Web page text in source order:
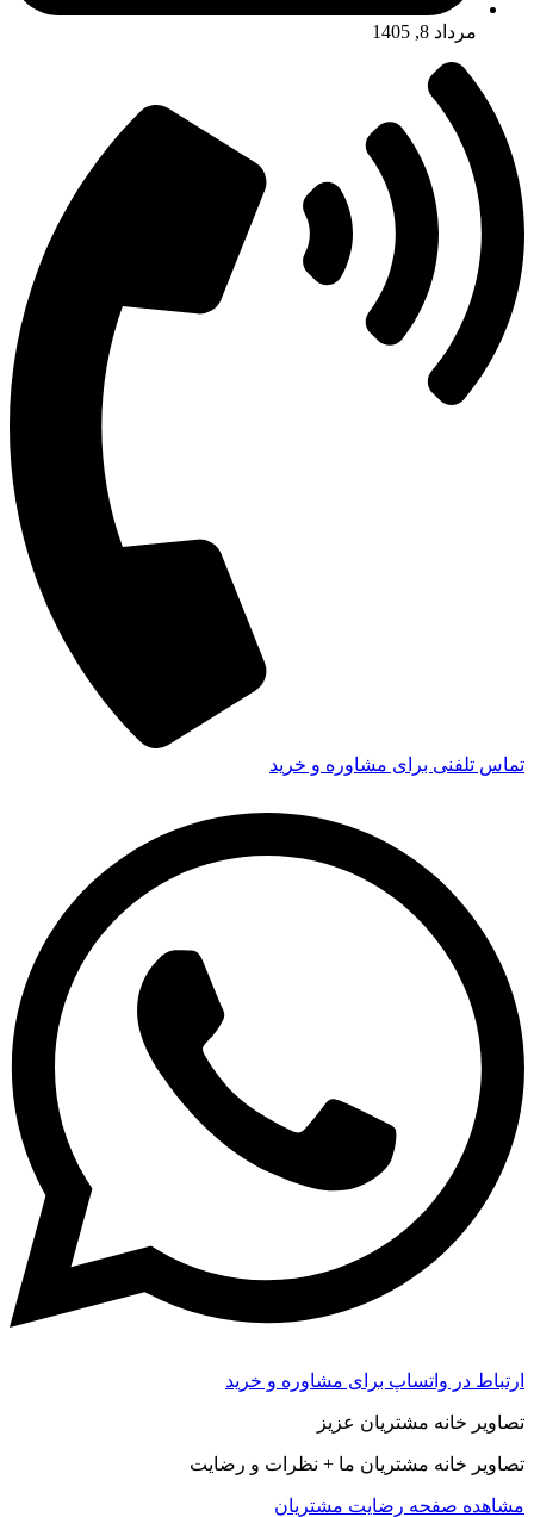
مرداد 8, 1405
تماس تلفنی برای مشاوره و خرید
ارتباط در واتساپ برای مشاوره و خرید
تصاویر خانه مشتریان عزیز
تصاویر خانه مشتریان ما + نظرات و رضایت
مشاهده صفحه رضايت مشتريان